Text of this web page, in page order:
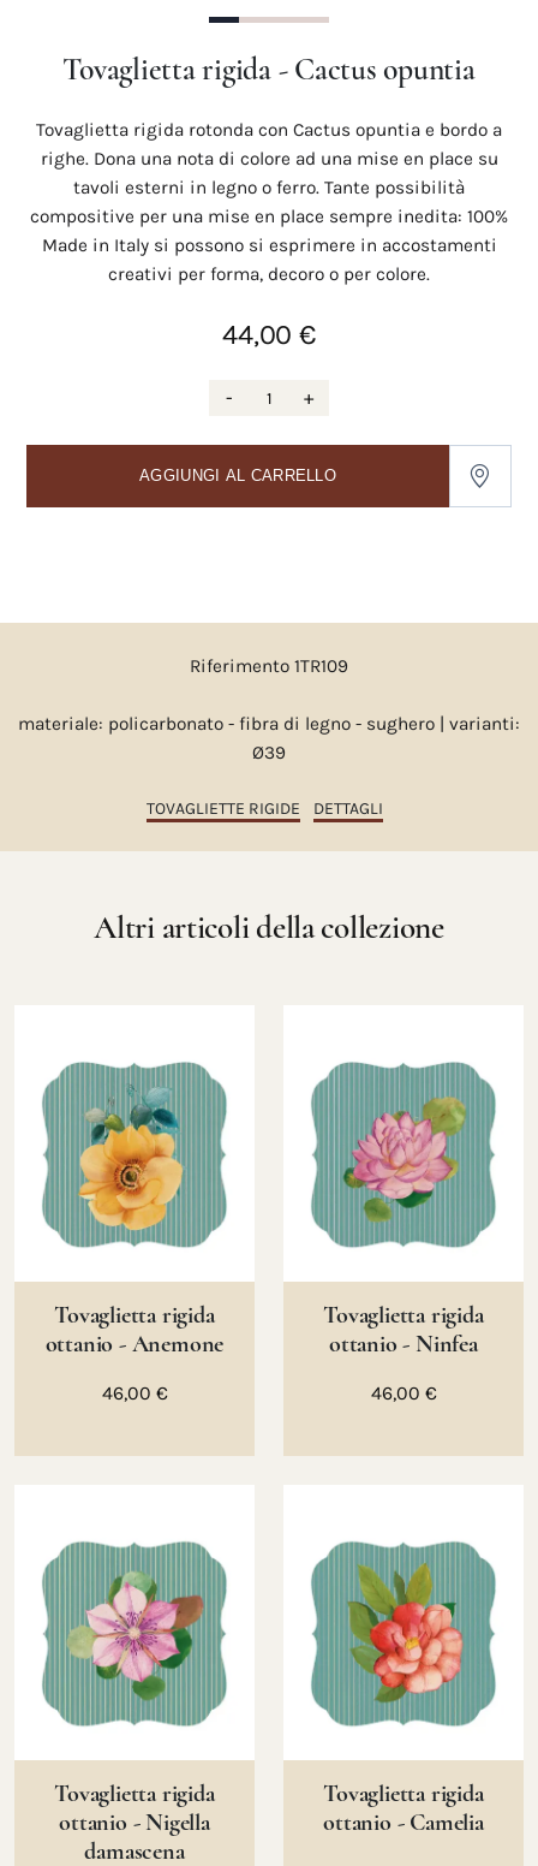
Tovaglietta rigida - Cactus opuntia
Tovaglietta rigida rotonda con Cactus opuntia e bordo a
righe. Dona una nota di colore ad una mise en place su
tavoli esterni in legno o ferro. Tante possibilità
compositive per una mise en place sempre inedita: 100%
Made in Italy si possono si esprimere in accostamenti
creativi per forma, decoro o per colore.
44,00 €
- +
AGGIUNGI AL CARRELLO
Riferimento 1TR109
materiale: policarbonato - fibra di legno - sughero | varianti:
Ø39
TOVAGLIETTE RIGIDE DETTAGLI
Altri articoli della collezione
Tovaglietta rigida
ottanio - Anemone
46,00 €
Tovaglietta rigida
ottanio - Ninfea
46,00 €
Tovaglietta rigida
ottanio - Nigella
damascena
Tovaglietta rigida
ottanio - Camelia